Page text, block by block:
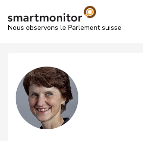
Nous observons le Parlement suisse